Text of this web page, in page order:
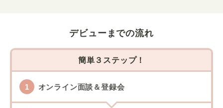
デビューまでの流れ
簡単３ステップ！
オンライン面談＆登録会